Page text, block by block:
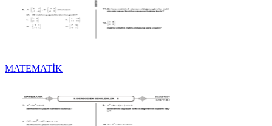
MATEMATİK